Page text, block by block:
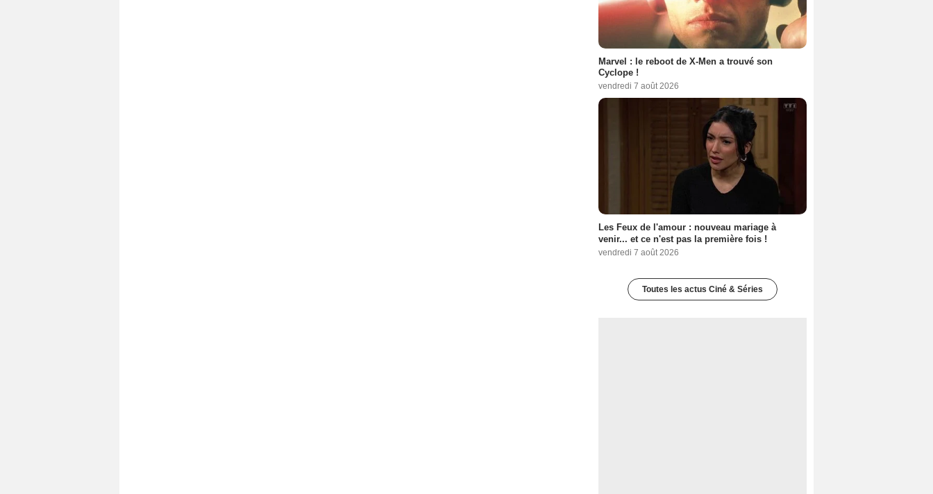
Marvel : le reboot de X-Men a trouvé son
Cyclope !
vendredi 7 août 2026
Les Feux de l'amour : nouveau mariage à
venir... et ce n'est pas la première fois !
vendredi 7 août 2026
Toutes les actus Ciné & Séries